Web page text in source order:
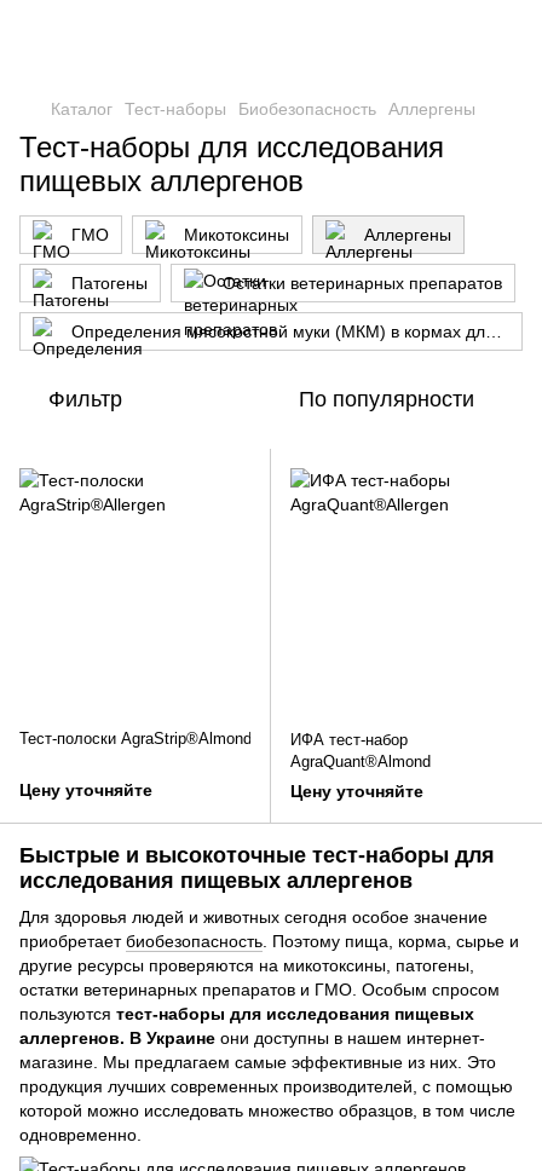
Каталог Тест-наборы Биобезопасность Аллергены
Тест-наборы для исследования
пищевых аллергенов
ГМО Микотоксины Аллергены
Патогены Остатки ветеринарных препаратов
Фильтр По популярности
Тест-полоски AgraStrip®Almond
Цену уточняйте
ИФА тест-набор
AgraQuant®Almond
Цену уточняйте
Быстрые и высокоточные тест-наборы для
исследования пищевых аллергенов
Для здоровья людей и животных сегодня особое значение
приобретаетбиобезопасность . Поэтому пища, корма, сырье и
другие ресурсы проверяются на микотоксины, патогены,
остатки ветеринарных препаратов и ГМО. Особым спросом
пользуются тест-наборы для исследования пищевых
аллергенов. В Украине они доступны в нашем интернет-
магазине. Мы предлагаем самые эффективные из них. Это
продукция лучших современных производителей, с помощью
которой можно исследовать множество образцов, в том числе
одновременно.